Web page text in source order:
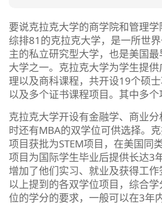
要说克拉克大学的商学院和管理学
综排81的克拉克大学，是一所世
主的私立研究型大学，也是美国
大学之一。克拉克大学为学生提
理以及商科课程，共开设19个硕
以及多个证书课程项目。其中多个
克拉克大学开设有金融学、商业
时还有MBA的双学位可供选择。
项目获批为STEM项目，在美国同
项目为国际学生毕业后提供长达3
增加了他们实习、就业及获得工作
以上提到的各双学位项目，综合
位的学分的要求，一般可以在3年